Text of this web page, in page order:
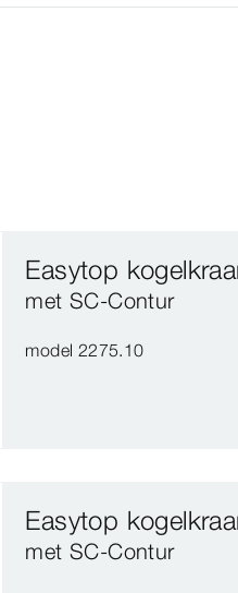
Easytop
met SC‑Contur
model 2275.10
Easytop
met SC‑Contur